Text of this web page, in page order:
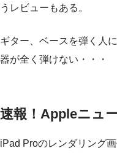
うレビューもある。
ギター、ベースを弾く人
器が全く弾けない・・・
速報！Appleニュ
iPad Proのレンダリング